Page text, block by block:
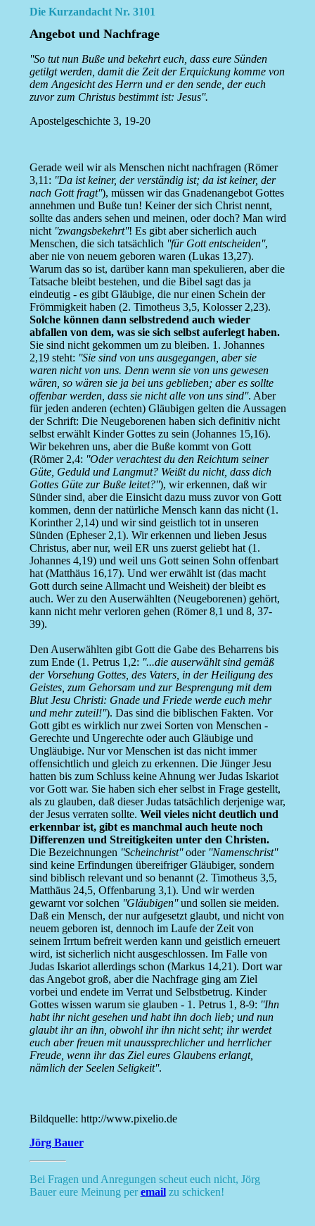
Die Kurzandacht Nr. 3101
Angebot und Nachfrage
''So tut nun Buße und bekehrt euch, dass eure Sünden
getilgt werden, damit die Zeit der Erquickung komme von
dem Angesicht des Herrn und er den sende, der euch
zuvor zum Christus bestimmt ist: Jesus''.
Apostelgeschichte 3, 19-20
Gerade weil wir als Menschen nicht nachfragen (Römer
3,11: ''Da ist keiner, der verständig ist; da ist keiner, der
nach Gott fragt''), müssen wir das Gnadenangebot Gottes
annehmen und Buße tun! Keiner der sich Christ nennt,
sollte das anders sehen und meinen, oder doch? Man wird
nicht ''zwangsbekehrt''! Es gibt aber sicherlich auch
Menschen, die sich tatsächlich ''für Gott entscheiden'',
aber nie von neuem geboren waren (Lukas 13,27).
Warum das so ist, darüber kann man spekulieren, aber die
Tatsache bleibt bestehen, und die Bibel sagt das ja
eindeutig - es gibt Gläubige, die nur einen Schein der
Frömmigkeit haben (2. Timotheus 3,5, Kolosser 2,23).
Solche können dann selbstredend auch wieder
abfallen von dem, was sie sich selbst auferlegt haben.
Sie sind nicht gekommen um zu bleiben. 1. Johannes
2,19 steht: ''Sie sind von uns ausgegangen, aber sie
waren nicht von uns. Denn wenn sie von uns gewesen
wären, so wären sie ja bei uns geblieben; aber es sollte
offenbar werden, dass sie nicht alle von uns sind''. Aber
für jeden anderen (echten) Gläubigen gelten die Aussagen
der Schrift: Die Neugeborenen haben sich definitiv nicht
selbst erwählt Kinder Gottes zu sein (Johannes 15,16).
Wir bekehren uns, aber die Buße kommt von Gott
(Römer 2,4: ''Oder verachtest du den Reichtum seiner
Güte, Geduld und Langmut? Weißt du nicht, dass dich
Gottes Güte zur Buße leitet?''), wir erkennen, daß wir
Sünder sind, aber die Einsicht dazu muss zuvor von Gott
kommen, denn der natürliche Mensch kann das nicht (1.
Korinther 2,14) und wir sind geistlich tot in unseren
Sünden (Epheser 2,1). Wir erkennen und lieben Jesus
Christus, aber nur, weil ER uns zuerst geliebt hat (1.
Johannes 4,19) und weil uns Gott seinen Sohn offenbart
hat (Matthäus 16,17). Und wer erwählt ist (das macht
Gott durch seine Allmacht und Weisheit) der bleibt es
auch. Wer zu den Auserwählten (Neugeborenen) gehört,
kann nicht mehr verloren gehen (Römer 8,1 und 8, 37-
39).
Den Auserwählten gibt Gott die Gabe des Beharrens bis
zum Ende (1. Petrus 1,2: ''...die auserwählt sind gemäß
der Vorsehung Gottes, des Vaters, in der Heiligung des
Geistes, zum Gehorsam und zur Besprengung mit dem
Blut Jesu Christi: Gnade und Friede werde euch mehr
und mehr zuteil!''). Das sind die biblischen Fakten. Vor
Gott gibt es wirklich nur zwei Sorten von Menschen -
Gerechte und Ungerechte oder auch Gläubige und
Ungläubige. Nur vor Menschen ist das nicht immer
offensichtlich und gleich zu erkennen. Die Jünger Jesu
hatten bis zum Schluss keine Ahnung wer Judas Iskariot
vor Gott war. Sie haben sich eher selbst in Frage gestellt,
als zu glauben, daß dieser Judas tatsächlich derjenige war,
der Jesus verraten sollte. Weil vieles nicht deutlich und
erkennbar ist, gibt es manchmal auch heute noch
Differenzen und Streitigkeiten unter den Christen.
Die Bezeichnungen ''Scheinchrist''oder ''Namenschrist''
sind keine Erfindungen übereifriger Gläubiger, sondern
sind biblisch relevant und so benannt (2. Timotheus 3,5,
Matthäus 24,5, Offenbarung 3,1). Und wir werden
gewarnt vor solchen ''Gläubigen''und sollen sie meiden.
Daß ein Mensch, der nur aufgesetzt glaubt, und nicht von
neuem geboren ist, dennoch im Laufe der Zeit von
seinem Irrtum befreit werden kann und geistlich erneuert
wird, ist sicherlich nicht ausgeschlossen. Im Falle von
Judas Iskariot allerdings schon (Markus 14,21). Dort war
das Angebot groß, aber die Nachfrage ging am Ziel
vorbei und endete im Verrat und Selbstbetrug. Kinder
Gottes wissen warum sie glauben - 1. Petrus 1, 8-9: ''Ihn
habt ihr nicht gesehen und habt ihn doch lieb; und nun
glaubt ihr an ihn, obwohl ihr ihn nicht seht; ihr werdet
euch aber freuen mit unaussprechlicher und herrlicher
Freude, wenn ihr das Ziel eures Glaubens erlangt,
nämlich der Seelen Seligkeit''.
Bildquelle: http://www.pixelio.de
Jörg Bauer
Bei Fragen und Anregungen scheut euch nicht, Jörg
Bauer eure Meinung peremailzu schicken!